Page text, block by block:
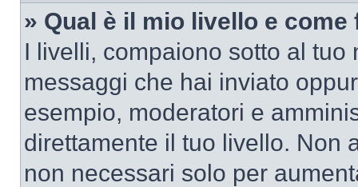
» Qual è il mio livello e
I livelli, compaiono sotto al
messaggi che hai inviato
esempio, moderatori e
direttamente il tuo livello. Non
non necessari solo per